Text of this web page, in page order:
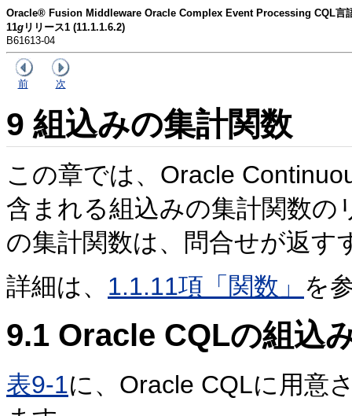
Oracle® Fusion Middleware Oracle Complex Event Processing CQL言
11g リリース1 (11.1.1.6.2)
B61613-04
前 次
9 組込みの集計関数
この章では、Oracle
含まれる組込みの集計関数
の集計関数は、問合せが返す
詳細は、 1.1.11項「関数」 を
9.1 Oracle CQLの組込
表9-1に、Oracle CQLに用意